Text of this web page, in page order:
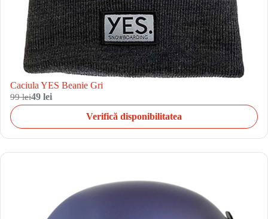
Caciula YES Beanie Gri
99 lei49 lei
Verifică disponibilitatea